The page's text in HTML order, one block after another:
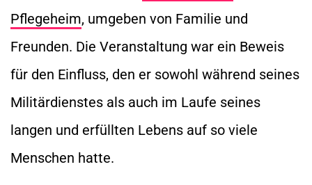
Pflegeheim, umgeben von Familie und
Freunden. Die Veranstaltung war ein Beweis
für den Einfluss, den er sowohl während seines
Militärdienstes als auch im Laufe seines
langen und erfüllten Lebens auf so viele
Menschen hatte.